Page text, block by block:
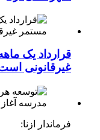
قرارداد یک
غیرقانونی
فرماندار ازنا: